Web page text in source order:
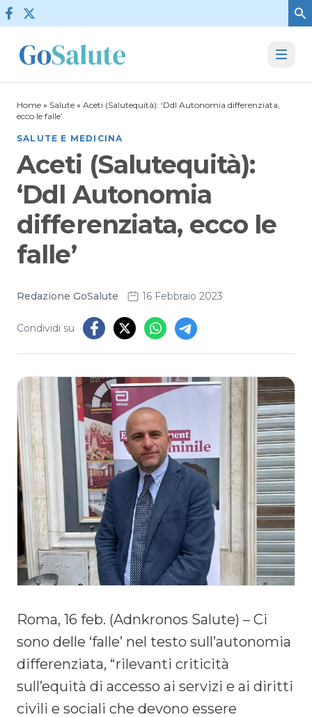
Vai al contenuto
Home » Salute » Aceti (Salutequità): ‘Ddl Autonomia differenziata,
ecco le falle’
SALUTE E MEDICINA
Aceti (Salutequità):
‘Ddl Autonomia
differenziata, ecco le
falle’
Redazione GoSalute 16 Febbraio 2023
Condividi su
Roma, 16 feb. (Adnkronos Salute) – Ci
sono delle ‘falle’ nel testo sull’autonomia
differenziata, “rilevanti criticità
sull’equità di accesso ai servizi e ai diritti
civili e sociali che devono essere